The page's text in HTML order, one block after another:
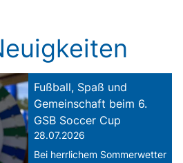
Fußball, Spaß und
Gemeinschaft beim 6.
GSB Soccer Cup
28.07.2026
Bei herrlichem Sommerwetter